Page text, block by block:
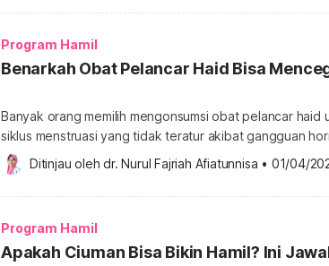
pelancar program hamil? Apakah buah ini juga
untuk […]
Program Hamil
Benarkah Obat Pelancar Haid Bisa
Banyak orang memilih mengonsumsi obat pelancar haid
siklus menstruasi yang tidak teratur akibat gangguan
Anda bahwa obat pelancar haid juga kerap digunakan
untuk mencegah kehamilan? Apakah penggunaan obat ini untuk mencegah
kehamilan terbilang aman atau justru sebaliknya? Simak
Ditinjau oleh dr. Nurul Fajriah Afiatunnisa • 01/04/
Program Hamil
Apakah Ciuman Bisa Bikin Hamil? Ini